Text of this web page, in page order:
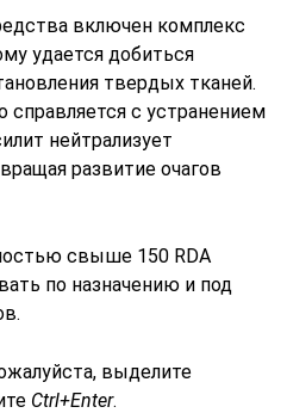
включен комплекс
удается добиться
твердых тканей.
справляется с устранением
нейтрализует
развитие очагов
свыше 150 RDA
по назначению и под
выделите
Ctrl+Enter.